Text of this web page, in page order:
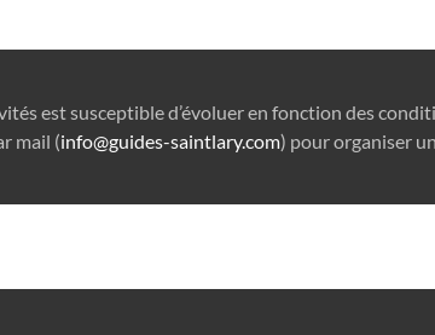
est susceptible d’évoluer en fonction des
mail (info@guides-saintlary.com) pour organiser